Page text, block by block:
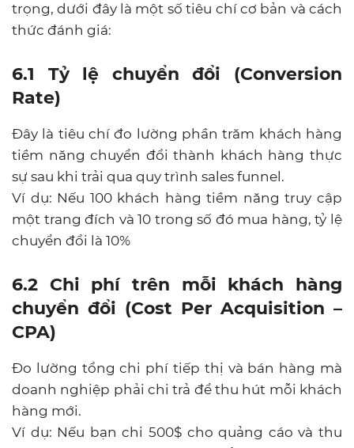
trọng, dưới đây là một số tiêu chí cơ bản và cách
thức đánh giá:
6.1 Tỷ lệ chuyển đổi (Conversion
Rate)
Đây là tiêu chí đo lường phần trăm khách hàng
tiềm năng chuyển đổi thành khách hàng thực
sự sau khi trải qua quy trình sales funnel.
Ví dụ: Nếu 100 khách hàng tiềm năng truy cập
một trang đích và 10 trong số đó mua hàng, tỷ lệ
chuyển đổi là 10%
6.2 Chi phí trên mỗi khách hàng
chuyển đổi (Cost Per Acquisition –
CPA)
Đo lường tổng chi phí tiếp thị và bán hàng mà
doanh nghiệp phải chi trả để thu hút mỗi khách
hàng mới.
Ví dụ: Nếu bạn chi 500$ cho quảng cáo và thu